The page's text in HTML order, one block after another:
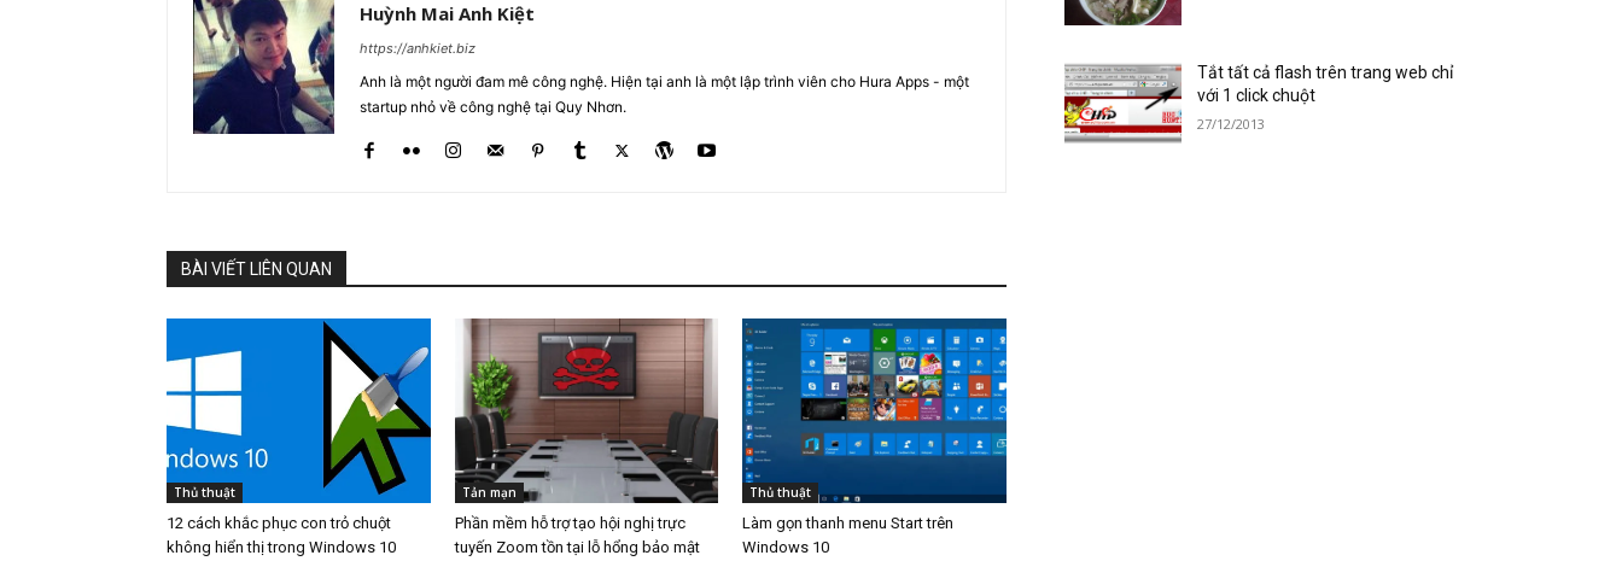
Huỳnh Mai Anh Kiệt
https://anhkiet.biz
Anh là một người đam mê công nghệ. Hiện tại anh là một lập trình viên cho Hura Apps - một
startup nhỏ về công nghệ tại Quy Nhơn.
BÀI VIẾT LIÊN QUAN
Thủ thuật
12 cách khắc phục con trỏ chuột
không hiển thị trong Windows 10
Tản mạn
Phần mềm hỗ trợ tạo hội nghị trực
tuyến Zoom tồn tại lỗ hổng bảo mật
Thủ thuật
Làm gọn thanh menu Start trên
Windows 10
Tắt tất cả flash trên trang web chỉ
với 1 click chuột
27/12/2013